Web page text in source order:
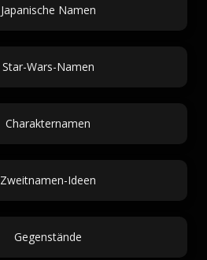
Japanische Namen
Star-Wars-Namen
Charakternamen
Zweitnamen-Ideen
Gegenstände